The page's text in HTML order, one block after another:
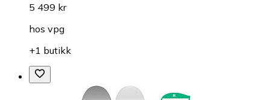
5 499 kr
hos vpg
+1 butikk